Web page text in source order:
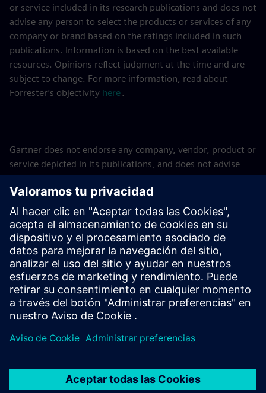
or service included in its research publications and does not
advise any person to select the products or services of any
company or brand based on the ratings included in such
publications. Information is based on the best available
resources. Opinions reflect judgment at the time and are
subject to change. For more information, read about
Forrester’s objectivity here.
Gartner does not endorse any company, vendor, product or
service depicted in its publications, and does not advise
technology users to select only those vendors with the
highest ratings or other designation. Gartner publications
consist of the opinions of Gartner’s business and
technology insights organization and should not be
construed as statements of fact. Gartner disclaims all
warranties, expressed or implied, with respect to this
publication, including any warranties of merchantability or
fitness for a particular purpose. GARTNER is a trademark of
Gartner, Inc. and/or its affiliates.